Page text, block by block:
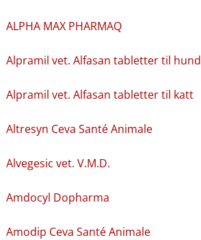
ALPHA MAX PHARMAQ
Alpramil vet. Alfasan tabletter til hund
Alpramil vet. Alfasan tabletter til katt
Altresyn Ceva Santé Animale
Alvegesic vet. V.M.D.
Amdocyl Dopharma
Amodip Ceva Santé Animale